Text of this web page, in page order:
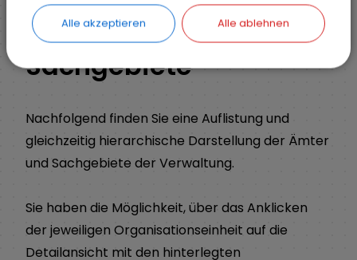
Sachgebiete
Nachfolgend finden Sie eine Auflistung und
gleichzeitig hierarchische Darstellung der Ämter
und Sachgebiete der Verwaltung.
Sie haben die Möglichkeit, über das Anklicken
der jeweiligen Organisationseinheit auf die
Detailansicht mit den hinterlegten
Alle akzeptieren Alle ablehnen